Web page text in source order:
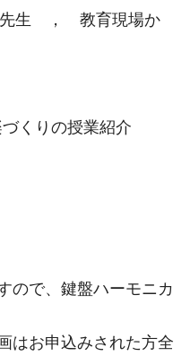
生 ， 教育現場か
くりの授業紹介
ので、鍵盤ハーモニカ
はお申込みされた方全